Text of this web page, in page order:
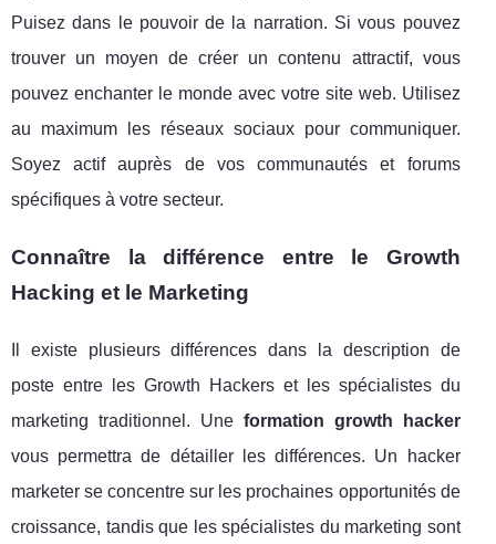
Puisez dans le pouvoir de la narration. Si vous pouvez
trouver un moyen de créer un contenu attractif, vous
pouvez enchanter le monde avec votre site web. Utilisez
au maximum les réseaux sociaux pour communiquer.
Soyez actif auprès de vos communautés et forums
spécifiques à votre secteur.
Connaître la différence entre le Growth
Hacking et le Marketing
Il existe plusieurs différences dans la description de
poste entre les Growth Hackers et les spécialistes du
marketing traditionnel. Une formation growth hacker
vous permettra de détailler les différences. Un hacker
marketer se concentre sur les prochaines opportunités de
croissance, tandis que les spécialistes du marketing sont